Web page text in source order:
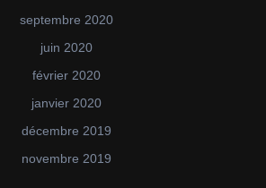
septembre 2020
juin 2020
février 2020
janvier 2020
décembre 2019
novembre 2019